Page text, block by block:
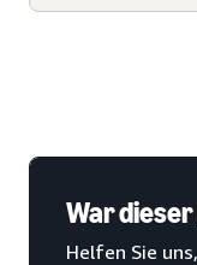
War
Helfen Sie